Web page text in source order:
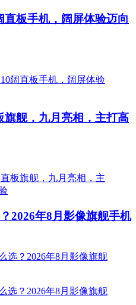
直板手机，阔屏体验迈向
旗舰，九月亮相，主打高
2026年8月影像旗舰手机